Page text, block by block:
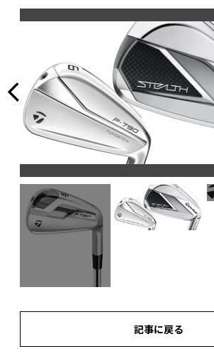
記事に戻る